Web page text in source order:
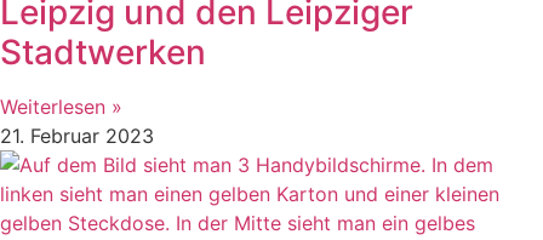
Leipzig und den Leipziger
Stadtwerken
Weiterlesen »
21. Februar 2023